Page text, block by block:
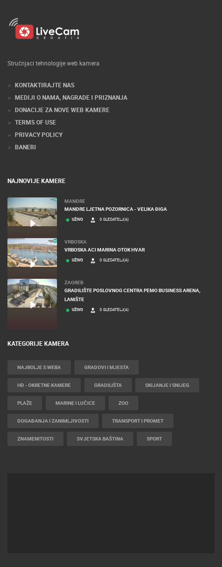
Stručnjaci tehnologije web kamera
KONTAKTIRAJTE NAS
MEDIJI O NAMA, NAGRADE I PRIZNANJA
DONACIJE ZA NOVE WEB KAMERE
TERMS OF USE
PRIVACY POLICY
BANERI
NAJNOVIJE KAMERE
MANDRE
MANDRE LJETNA POZORNICA - VELIKA ĐIGA
UŽIVO 0 GLEDATELJ(A)
VRBOSKA
VRBOSKA ACI MARINA OTOK HVAR
UŽIVO 0 GLEDATELJ(A)
ZAGREB
GRADILIŠTE POSLOVNOG CENTRA PEMO BUSINESS ARENA,
LANIŠTE
UŽIVO 0 GLEDATELJ(A)
KATEGORIJE KAMERA
NAJBOLJE S WEBA GRADOVI I MJESTA
HD - OKRETNE KAMERE GRADILIŠTA SKIJANJE I SNIJEG
PLAŽE MARINE I LUČICE ZOO
DOGAĐANJA I ZANIMLJIVOSTI TRANSPORT I PROMET
ZNAMENITOSTI SVJETSKA BAŠTINA SPORT